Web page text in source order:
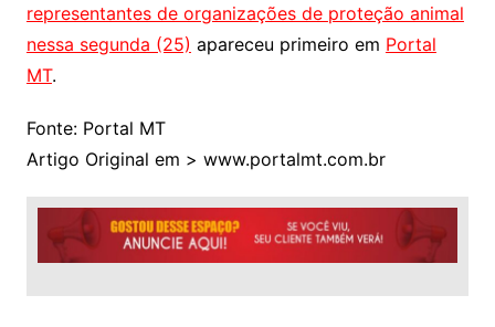
representantes de organizações de proteção animal
nessa segunda (25) apareceu primeiro em Portal
MT.
Fonte: Portal MT
Artigo Original em > www.portalmt.com.br